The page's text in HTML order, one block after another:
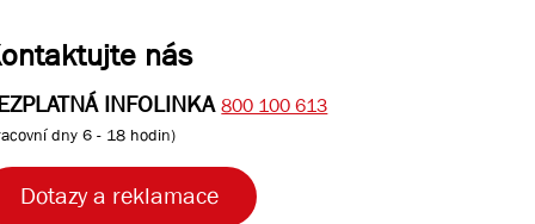
nás
INFOLINKA 800 100 613
dny 6 - 18 hodin)
Dotazy a reklamace